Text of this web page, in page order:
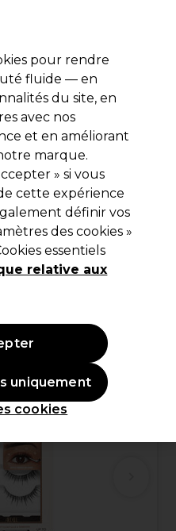
Se connecter
Electro et Matériel
délais
aérien avec
pour rendre
fluide — en
du site, en
avec nos
et en améliorant
marque.
» si vous
cette expérience
définir vos
des cookies »
essentiels
relative aux
cookies
uniquement